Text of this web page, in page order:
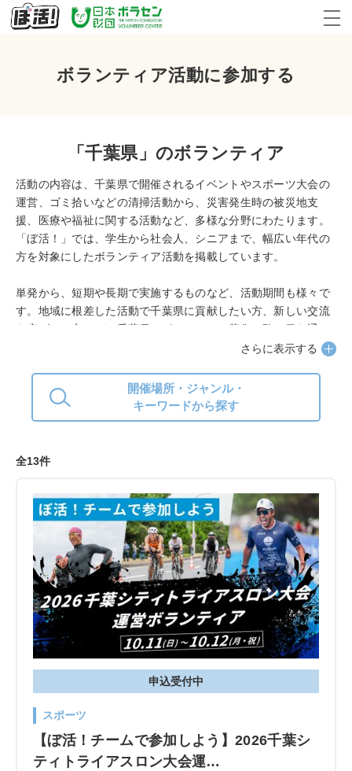
ボランティア活動に参加する
「千葉県」のボランティア
活動の内容は、千葉県で開催されるイベントやスポーツ大会の
運営、ゴミ拾いなどの清掃活動から、災害発生時の被災地支
援、医療や福祉に関する活動など、多様な分野にわたります。
「ぼ活！」では、学生から社会人、シニアまで、幅広い年代の
方を対象にしたボランティア活動を掲載しています。
単発から、短期や長期で実施するものなど、活動期間も様々で
す。地域に根差した活動で千葉県に貢献したい方、新しい交流
を広げたい方、ぜひ千葉県のボランティア募集一覧に目を通し
さらに表示する
開催場所・ジャンル・
キーワードから探す
全13件
申込受付中
スポーツ
【ぼ活！チームで参加しよう】2026千葉シ
ティトライアスロン大会運…